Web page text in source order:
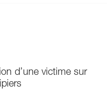
d’une victime sur